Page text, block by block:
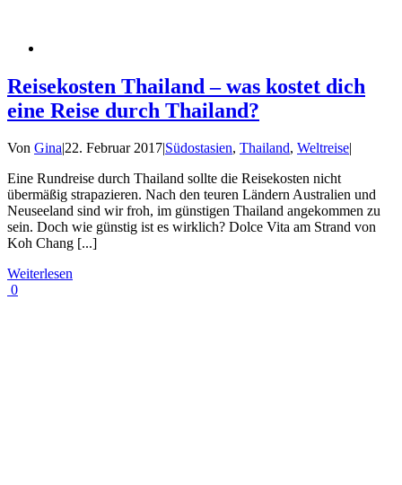
Reisekosten Thailand – was kostet dich
eine Reise durch Thailand?
Von Gina|22. Februar 2017|Südostasien, Thailand, Weltreise|
Eine Rundreise durch Thailand sollte die Reisekosten nicht
übermäßig strapazieren. Nach den teuren Ländern Australien und
Neuseeland sind wir froh, im günstigen Thailand angekommen zu
sein. Doch wie günstig ist es wirklich? Dolce Vita am Strand von
Koh Chang [...]
Weiterlesen
0